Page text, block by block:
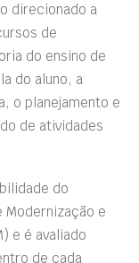
direcionado a
de
do ensino de
do aluno, a
o planejamento e
de atividades
do
Modernização e
e é avaliado
de cada